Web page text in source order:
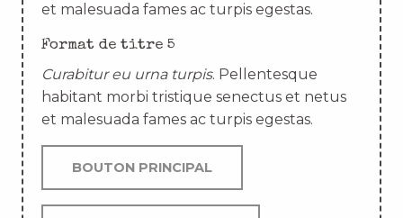
et malesuada fames ac turpis egestas.
Format de titre 5
Curabitur eu urna turpis. Pellentesque
habitant morbi tristique senectus et netus
et malesuada fames ac turpis egestas.
BOUTON PRINCIPAL